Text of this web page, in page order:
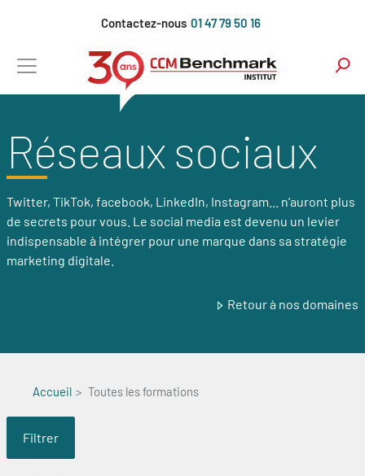
principal
Contactez-nous 01 47 79 50 16
Réseaux sociaux
Twitter, TikTok, facebook, LinkedIn, Instagram... n’auront plus
de secrets pour vous. Le social media est devenu un levier
indispensable à intégrer pour une marque dans sa stratégie
marketing digitale.
Retour à nos domaines
Accueil Toutes les formations
Filtrer